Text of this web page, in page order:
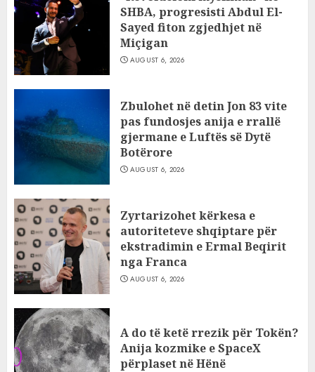
SHBA, progresisti Abdul El-
Sayed fiton zgjedhjet në
Miçigan
AUGUST 6, 2026
Zbulohet në detin Jon 83 vite
pas fundosjes anija e rrallë
gjermane e Luftës së Dytë
Botërore
AUGUST 6, 2026
Zyrtarizohet kërkesa e
autoriteteve shqiptare për
ekstradimin e Ermal Beqirit
nga Franca
AUGUST 6, 2026
A do të ketë rrezik për Tokën?
Anija kozmike e SpaceX
përplaset në Hënë